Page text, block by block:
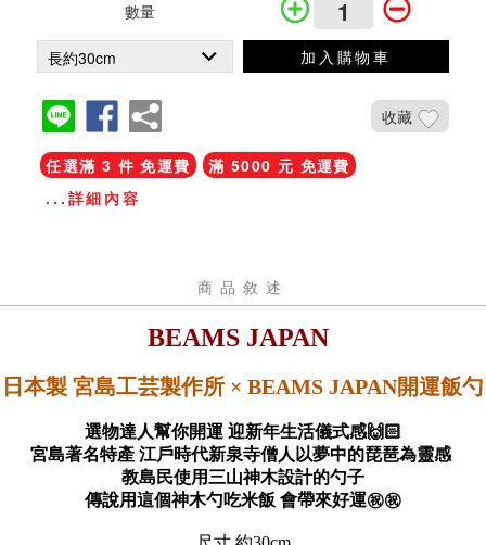
數量
加入購物車
收藏
任選滿 3 件 免運費
滿 5000 元 免運費
...詳細內容
商品敘述